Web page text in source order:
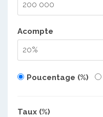
Acompte
Poucentage (%)
Taux (%)